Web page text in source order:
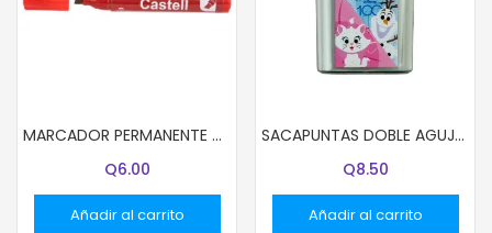
MARCADOR PERMANENTE CASTELL ROJO BISELADO
Q6.00
Añadir al carrito
SACAPUNTAS DOBLE AGUJERO CON DEPOSITO DISNEY NIÑAS
Q8.50
Añadir al carrito